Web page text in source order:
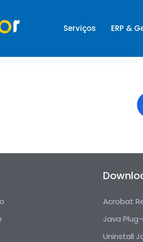
Serviços ERP &
Acrobat
Java
Uninstall